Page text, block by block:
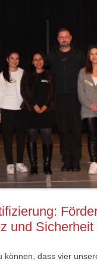
und
können, dass vier